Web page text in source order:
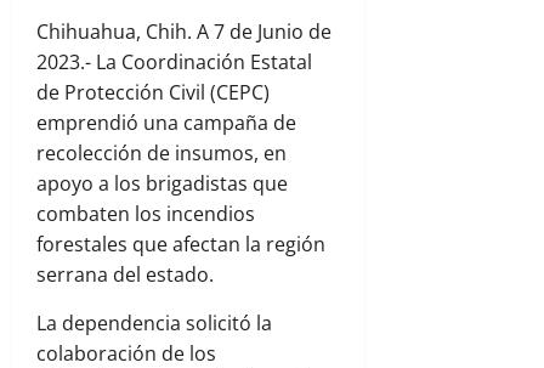
Chihuahua, Chih. A 7 de Junio de
2023.- La Coordinación Estatal
de Protección Civil (CEPC)
emprendió una campaña de
recolección de insumos, en
apoyo a los brigadistas que
combaten los incendios
forestales que afectan la región
serrana del estado.
La dependencia solicitó la
colaboración de los